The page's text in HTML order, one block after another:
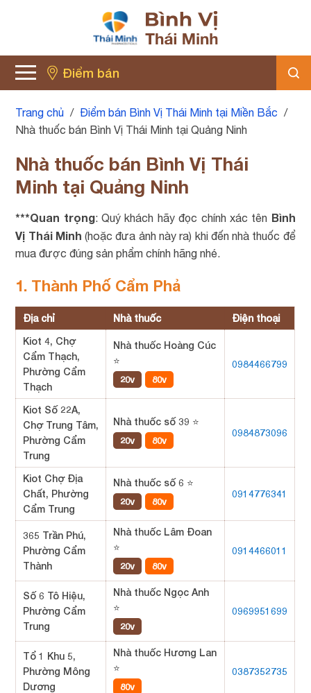
Điểm bán
Trang chủ / Điểm bán Bình Vị Thái Minh tại Miền Bắc /
Nhà thuốc bán Bình Vị Thái Minh tại Quảng Ninh
Nhà thuốc bán Bình Vị Thái
Minh tại Quảng Ninh
***Quan trọng: Quý khách hãy đọc chính xác tên Bình
Vị Thái Minh (hoặc đưa ảnh này ra) khi đến nhà thuốc để
mua được đúng sản phẩm chính hãng nhé.
1. Thành Phố Cẩm Phả
Địa chỉ Nhà thuốc
Điện thoại
Kiot 4, Chợ
Cẩm Thạch,
Phường Cẩm
Thạch
Nhà thuốc Hoàng Cúc
⭐
20v 80v
0984466799
Kiot Số 22A,
Chợ Trung Tâm,
Phường Cẩm
Trung
Nhà thuốc số 39 ⭐
20v 80v
0984873096
Kiot Chợ Địa
Chất, Phường
Cẩm Trung
Nhà thuốc số 6 ⭐
20v 80v
0914776341
365 Trần Phú,
Phường Cẩm
Thành
Nhà thuốc Lâm Đoan
⭐
20v 80v
0914466011
Số 6 Tô Hiệu,
Phường Cẩm
Trung
Nhà thuốc Ngọc Anh
⭐
20v
0969951699
Tổ 1 Khu 5,
Phường Mông
Dương
Nhà thuốc Hương Lan
⭐
80v
0387352735